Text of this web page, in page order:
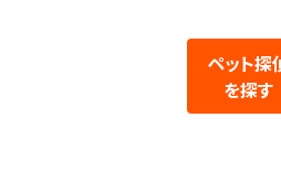
ペット探
を探す